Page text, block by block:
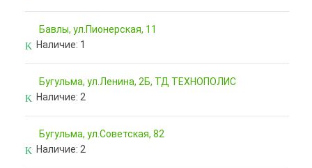
Бавлы, ул.Пионерская, 11
Наличие: 1
Бугульма, ул.Ленина, 2Б, ТД ТЕХНОПОЛИС
Наличие: 2
Бугульма, ул.Советская, 82
Наличие: 2